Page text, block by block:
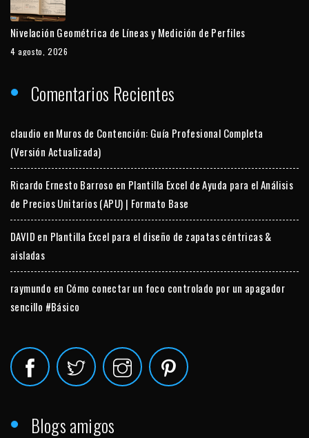
Nivelación Geométrica de Líneas y Medición de Perfiles
4 agosto, 2026
Comentarios Recientes
claudio en Muros de Contención: Guía Profesional Completa
(Versión Actualizada)
Ricardo Ernesto Barroso en Plantilla Excel de Ayuda para el Análisis
de Precios Unitarios (APU) | Formato Base
DAVID en Plantilla Excel para el diseño de zapatas céntricas &
aisladas
raymundo en Cómo conectar un foco controlado por un apagador
sencillo #Básico
Blogs amigos